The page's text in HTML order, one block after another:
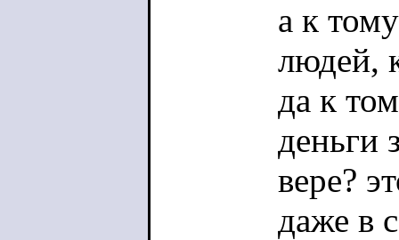
а к
людей,
да к
деньги
вере?
даже в